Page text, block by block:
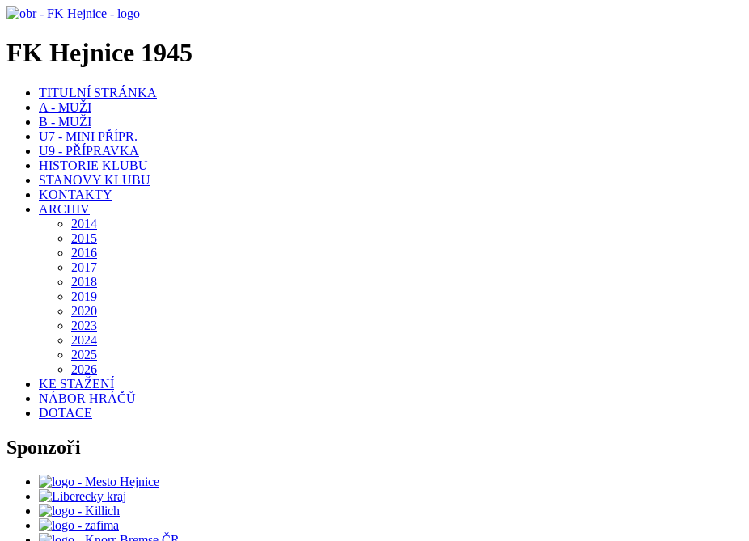
FK Hejnice 1945
TITULNÍ STRÁNKA
A - MUŽI
B - MUŽI
U7 - MINI PŘÍPR.
U9 - PŘÍPRAVKA
HISTORIE KLUBU
STANOVY KLUBU
KONTAKTY
ARCHIV
2014
2015
2016
2017
2018
2019
2020
2023
2024
2025
2026
KE STAŽENÍ
NÁBOR HRÁČŮ
DOTACE
Sponzoři